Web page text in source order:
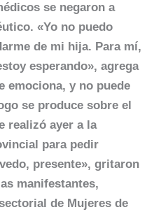
se negaron a
«Yo no puedo
de mi hija. Para mí,
esperando», agrega
emociona, y no puede
se produce sobre el
realizó ayer a la
para pedir
presente», gritaron
manifestantes,
de Mujeres de